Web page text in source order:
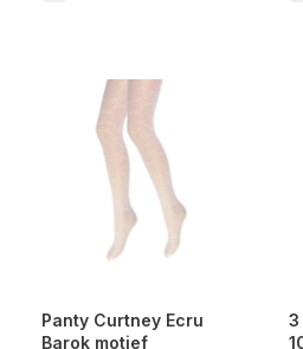
Panty Curtney Ecru
Barok motief
3